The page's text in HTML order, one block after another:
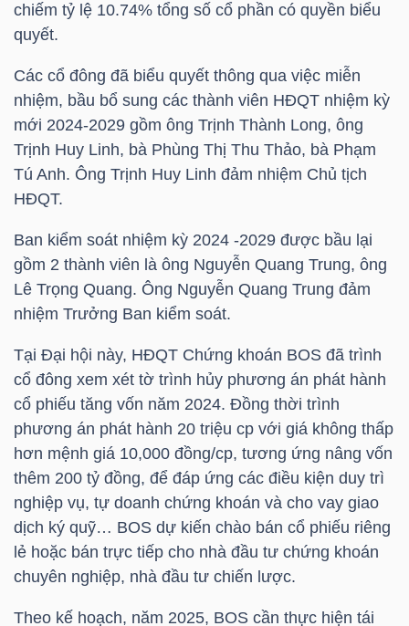
chiếm tỷ lệ 10.74% tổng số cổ phần có quyền biểu
quyết.
Các cổ đông đã biểu quyết thông qua việc miễn
nhiệm, bầu bổ sung các thành viên HĐQT nhiệm kỳ
mới 2024-2029 gồm ông Trịnh Thành Long, ông
Trịnh Huy Linh, bà Phùng Thị Thu Thảo, bà Phạm
Tú Anh. Ông Trịnh Huy Linh đảm nhiệm Chủ tịch
HĐQT.
Ban kiểm soát nhiệm kỳ 2024 -2029 được bầu lại
gồm 2 thành viên là ông Nguyễn Quang Trung, ông
Lê Trọng Quang. Ông Nguyễn Quang Trung đảm
nhiệm Trưởng Ban kiểm soát.
Tại Đại hội này, HĐQT Chứng khoán BOS đã trình
cổ đông xem xét tờ trình hủy phương án phát hành
cổ phiếu tăng vốn năm 2024. Đồng thời trình
phương án phát hành 20 triệu cp với giá không thấp
hơn mệnh giá 10,000 đồng/cp, tương ứng nâng vốn
thêm 200 tỷ đồng, để đáp ứng các điều kiện duy trì
nghiệp vụ, tự doanh chứng khoán và cho vay giao
dịch ký quỹ… BOS dự kiến chào bán cổ phiếu riêng
lẻ hoặc bán trực tiếp cho nhà đầu tư chứng khoán
chuyên nghiệp, nhà đầu tư chiến lược.
Theo kế hoạch, năm 2025, BOS cần thực hiện tái
KINH
THẾ
ĐÔNG
DƯƠNG
TÀI
CHÍNH
CÁ
NHÂN
PHÂN
TÍCH
VIETSTOCKFINANCE